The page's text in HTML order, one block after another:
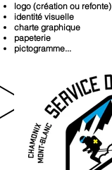
logo (création ou refonte)
identité visuelle
charte graphique
papeterie
pictogramme...